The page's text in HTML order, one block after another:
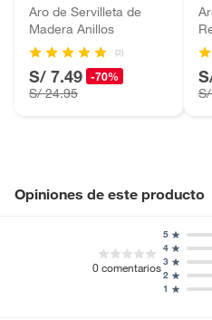
Motocicletas y bicicletas
Aro de Servilleta de
Madera Anillos
(2)
S/ 7.49 -70%
S/ 24.95
Opiniones de este producto
0comentarios
1
2
3
4
5